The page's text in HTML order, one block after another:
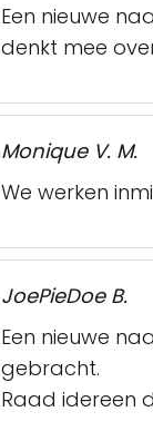
Een nieuwe
denkt mee
Monique V. M.
We werken
JoePieDoe B.
Een nieuwe
gebracht.
Raad idereen